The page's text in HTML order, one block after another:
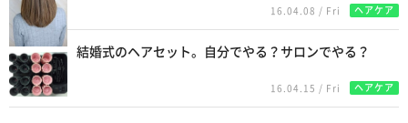
16.04.08 / Fri ヘアケア
結婚式のヘアセット。自分でやる？サロンでやる？
16.04.15 / Fri ヘアケア